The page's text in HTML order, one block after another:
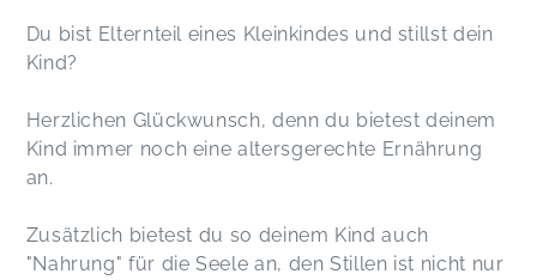
Du bist Elternteil eines Kleinkindes und stillst dein
Kind?
Herzlichen Glückwunsch, denn du bietest deinem
Kind immer noch eine altersgerechte Ernährung
an.
Zusätzlich bietest du so deinem Kind auch
"Nahrung" für die Seele an, den Stillen ist nicht nur